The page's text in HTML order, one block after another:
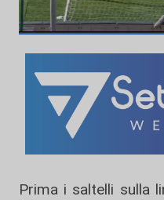
Prima i saltelli sulla